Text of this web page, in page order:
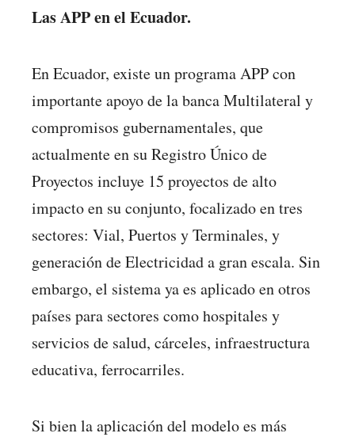
Las APP en el Ecuador.
En Ecuador, existe un programa APP con
importante apoyo de la banca Multilateral y
compromisos gubernamentales, que
actualmente en su Registro Único de
Proyectos incluye 15 proyectos de alto
impacto en su conjunto, focalizado en tres
sectores: Vial, Puertos y Terminales, y
generación de Electricidad a gran escala. Sin
embargo, el sistema ya es aplicado en otros
países para sectores como hospitales y
servicios de salud, cárceles, infraestructura
educativa, ferrocarriles.
Si bien la aplicación del modelo es más